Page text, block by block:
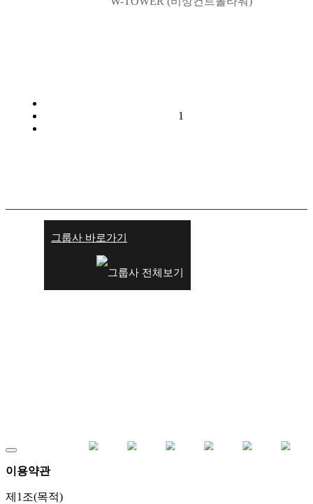
1
그룹사 바로가기
이용약관
제1조(목적)